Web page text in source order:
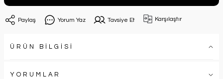
Paylaş Yorum Yaz Tavsiye Et Karşılaştır
ÜRÜN BİLGİSİ
YORUMLAR